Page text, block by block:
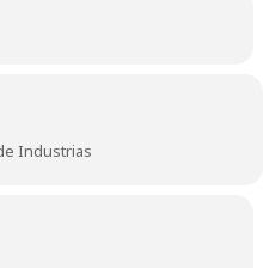
Industrias